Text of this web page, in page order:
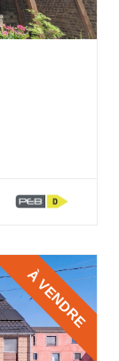
À VENDRE